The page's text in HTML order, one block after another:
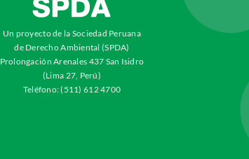
Un proyecto de la Sociedad Peruana
de Derecho Ambiental (SPDA)
Prolongación Arenales 437 San Isidro
(Lima 27, Perú)
Teléfono: (511) 612 4700